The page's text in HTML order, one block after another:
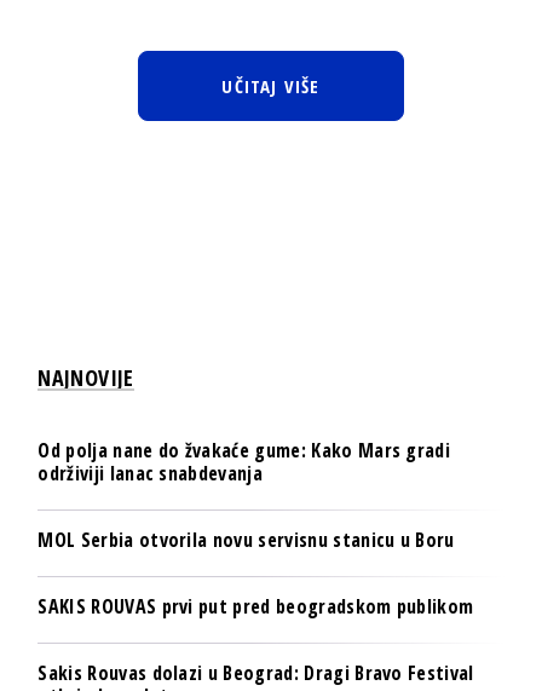
UČITAJ VIŠE
NAJNOVIJE
Od polja nane do žvakaće gume: Kako Mars gradi
održiviji lanac snabdevanja
MOL Serbia otvorila novu servisnu stanicu u Boru
SAKIS ROUVAS prvi put pred beogradskom publikom
Sakis Rouvas dolazi u Beograd: Dragi Bravo Festival